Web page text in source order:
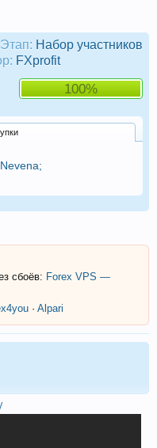
Этап: Набор участников
FXprofit
100%
Nevena;
сбоёв: Forex VPS —
· Alpari